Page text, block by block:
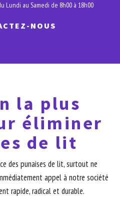
Lundi au Samedi de 8h00 à 18h00
NOUS
la plus
éliminer
de lit
des punaises de lit, surtout ne
appel à notre société
rapide, radical et durable.